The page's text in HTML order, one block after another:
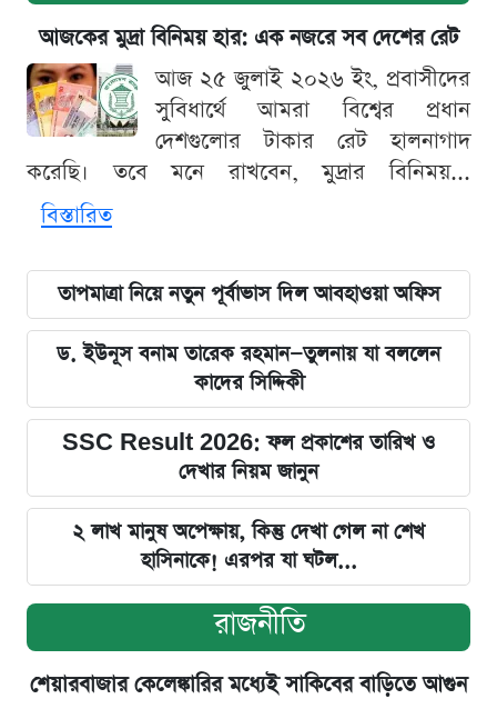
আজকের মুদ্রা বিনিময় হার: এক নজরে সব দেশের রেট
আজ ২৫ জুলাই ২০২৬ ইং, প্রবাসীদের
সুবিধার্থে আমরা বিশ্বের প্রধান
দেশগুলোর টাকার রেট হালনাগাদ
করেছি। তবে মনে রাখবেন, মুদ্রার বিনিময়...
বিস্তারিত
তাপমাত্রা নিয়ে নতুন পূর্বাভাস দিল আবহাওয়া অফিস
ড. ইউনূস বনাম তারেক রহমান—তুলনায় যা বললেন
কাদের সিদ্দিকী
SSC Result 2026: ফল প্রকাশের তারিখ ও
দেখার নিয়ম জানুন
২ লাখ মানুষ অপেক্ষায়, কিন্তু দেখা গেল না শেখ
হাসিনাকে! এরপর যা ঘটল...
রাজনীতি
শেয়ারবাজার কেলেঙ্কারির মধ্যেই সাকিবের বাড়িতে আগুন